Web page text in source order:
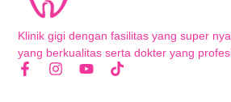
Klinik gigi dengan fasilitas yang super
yang berkualitas serta dokter yang